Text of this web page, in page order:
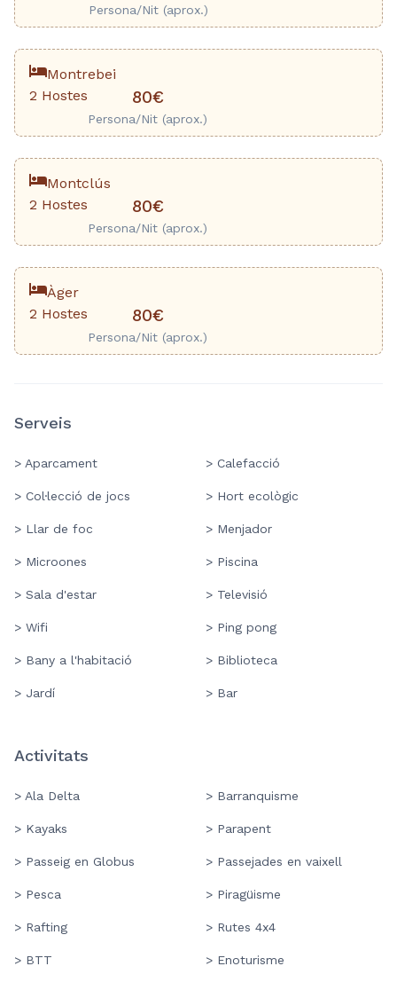
Persona/Nit (aprox.)
Montrebei
2 Hostes
80€
Persona/Nit (aprox.)
Montclús
2 Hostes
80€
Persona/Nit (aprox.)
Àger
2 Hostes
80€
Persona/Nit (aprox.)
Serveis
> Aparcament > Calefacció
> Col·lecció de jocs > Hort ecològic
> Llar de foc > Menjador
> Microones > Piscina
> Sala d'estar > Televisió
> Wifi > Ping pong
> Bany a l'habitació > Biblioteca
> Jardí > Bar
Activitats
> Ala Delta > Barranquisme
> Kayaks > Parapent
> Passeig en Globus > Passejades en vaixell
> Pesca > Piragüisme
> Rafting > Rutes 4x4
> BTT > Enoturisme